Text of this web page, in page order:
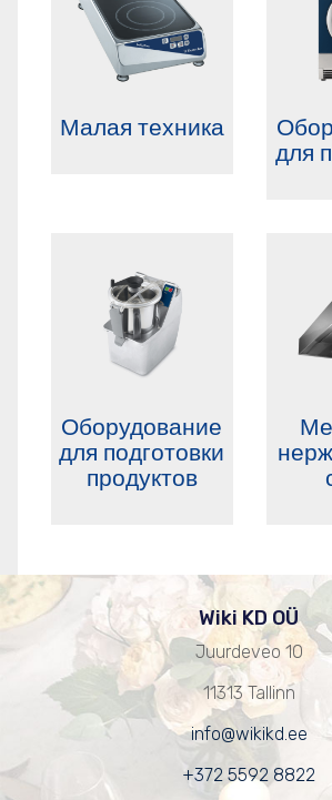
Малая техника
для
Оборудование
для подготовки
продуктов
Wiki KD OÜ
Juurdeveo 10
11313 Tallinn
info@wikikd.ee
+372 5592 8822